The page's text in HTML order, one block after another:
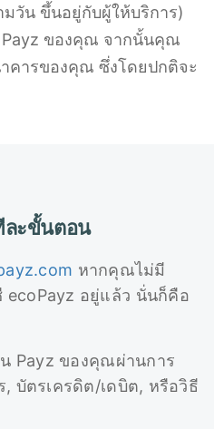
วัน ขึ้นอยู่กับผู้ให้บริการ)
Payz ของคุณ จากนั้นคุณ
คารของคุณ ซึ่งโดยปกติจะ
ละขั้นตอน
หากคุณไม่มี
อยู่แล้ว นั่นก็คือ
น Payz ของคุณผ่านการ
บัตรเครดิต/เดบิต, หรือวิธี